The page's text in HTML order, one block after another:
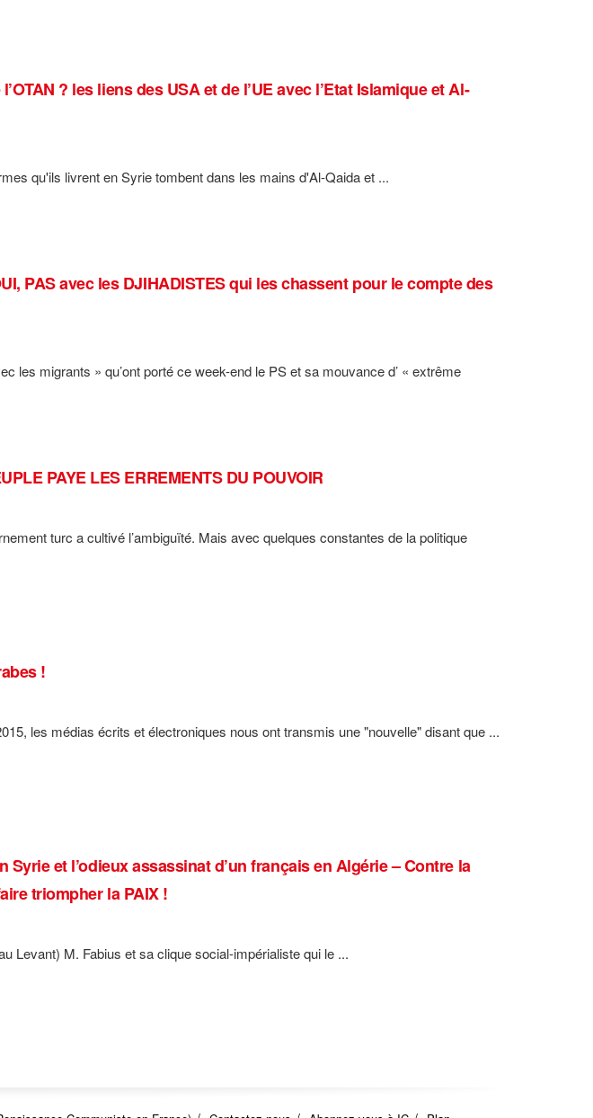
? les liens des USA et de l’UE avec l’Etat Islamique et Al-
qu'ils livrent en Syrie tombent dans les mains d'Al-Qaida et ...
PAS avec les DJIHADISTES qui les chassent pour le compte des
les migrants » qu’ont porté ce week-end le PS et sa mouvance d’ « extrême
PAYE LES ERREMENTS DU POUVOIR
turc a cultivé l’ambiguïté. Mais avec quelques constantes de la politique
!
les médias écrits et électroniques nous ont transmis une "nouvelle" disant que ...
Syrie et l’odieux assassinat d’un français en Algérie – Contre la
triompher la PAIX !
Levant) M. Fabius et sa clique social-impérialiste qui le ...